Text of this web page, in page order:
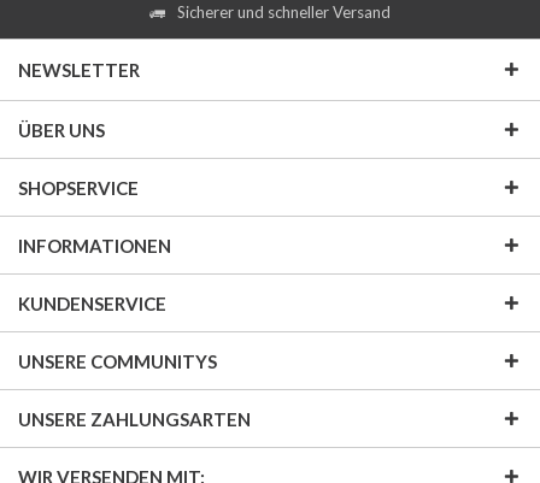
Sicherer und schneller Versand
NEWSLETTER
ÜBER UNS
SHOPSERVICE
INFORMATIONEN
KUNDENSERVICE
UNSERE COMMUNITYS
UNSERE ZAHLUNGSARTEN
WIR VERSENDEN MIT: